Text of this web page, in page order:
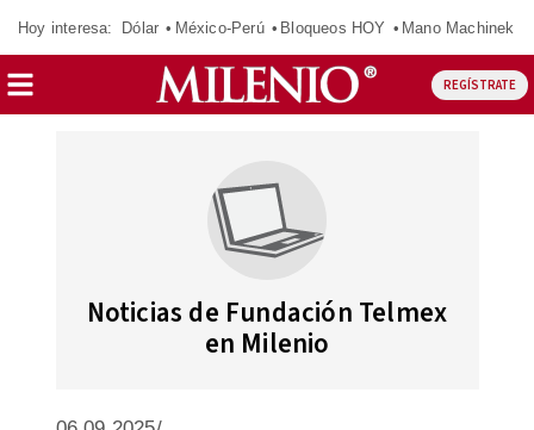
Hoy interesa: Dólar México-Perú Bloqueos HOY Mano Machinek
REGÍSTRATE
Noticias de Fundación Telmex
en Milenio